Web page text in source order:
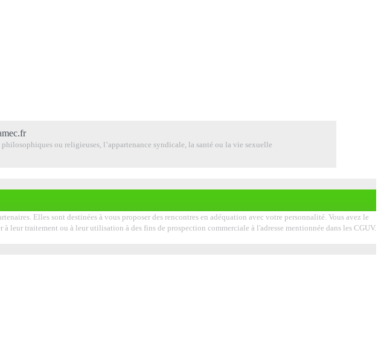
ou religieuses, l’appartenance syndicale, la santé ou la vie sexuelle
Elles sont destinées à vous proposer des rencontres en adéquation avec votre personnalité. Vous avez le
traitement ou à leur utilisation à des fins de prospection commerciale à l'adresse mentionnée dans les CGUV.